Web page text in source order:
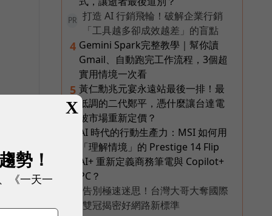
PR
打造 AI 行銷飛輪！破解企業行銷
「工具越多卻成效越差」的盲點
4 Gemini Spark完整教學｜幫你讀
Gmail、自動跑完工作流程，3個超
實用情境一次看
5 黃仁勳兆元宴永遠站最後一排！最
低調的二代鄭平，憑什麼讓台達電
被市場重新定價？
AI 時代的行動生產力：MSI 如何用
「理解情境」的 Prestige 14 Flip
AI+ 重新定義商務筆電與 Copilot+
PC？
告別極速迷思！台灣大哥大奪國際
雙冠揭密好網路新標準
X
勢！
《一天一